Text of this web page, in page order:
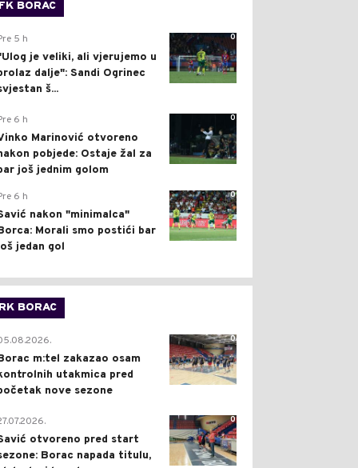
FK BORAC
0
5 h
je veliki, ali vjerujemo u
dalje": Sandi Ogrinec
š...
0
6 h
Marinović otvoreno
pobjede: Ostaje žal za
još jednim golom
0
6 h
nakon "minimalca"
Morali smo postići bar
jedan gol
RK BORAC
0
m:tel zakazao osam
utakmica pred
nove sezone
0
otvoreno pred start
Borac napada titulu,